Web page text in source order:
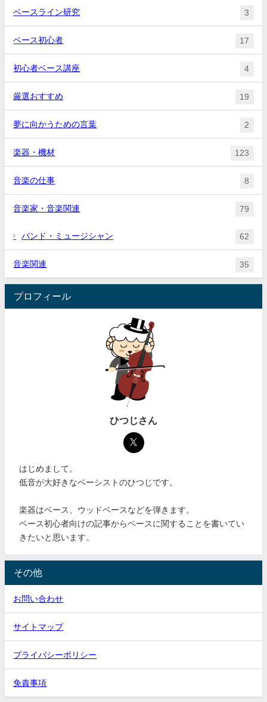
ベースライン研究 3
ベース初心者 17
初心者ベース講座 4
厳選おすすめ 19
夢に向かうための言葉 2
楽器・機材 123
音楽の仕事 8
音楽家・音楽関連 79
バンド・ミュージシャン 62
音楽関連 35
プロフィール
ひつじさん
はじめまして。
低音が大好きなベーシストのひつじです。
楽器はベース、ウッドベースなどを弾きます。
ベース初心者向けの記事からベースに関することを書いてい
きたいと思います。
その他
お問い合わせ
サイトマップ
プライバシーポリシー
免責事項